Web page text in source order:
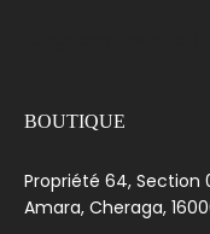
BOUTIQUE
Propriété 64, Section
Amara, Cheraga,